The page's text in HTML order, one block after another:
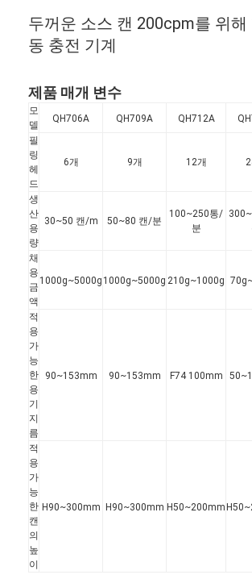
두꺼운 소스 캔 200cpm를 위해
동 충전 기계
제품 매개 변수
모
델
QH706A QH709A QH712A
필
링
헤
드
6개 9개 12개
생
산
용
량
30~50 캔/m 50~80 캔/분
100~250통/
분
채
용
금
액
1000g~5000g 1000g~5000g 210g~1000g
적
용
가
능
한
용
기
지
름
90~153mm 90~153mm F74 100mm
적
용
가
능
한
캔
의
높
이
H90~300mm H90~300mm H50~200mm